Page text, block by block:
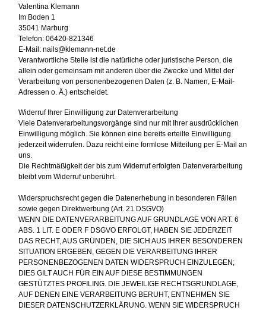
Valentina Klemann
Im Boden 1
35041 Marburg
Telefon: 06420-821346
E-Mail: nails@klemann-net.de
Verantwortliche Stelle ist die natürliche oder juristische Person, die
allein oder gemeinsam mit anderen über die Zwecke und Mittel der
Verarbeitung von personenbezogenen Daten (z. B. Namen, E-Mail-
Adressen o. Ä.) entscheidet.
Widerruf Ihrer Einwilligung zur Datenverarbeitung
Viele Datenverarbeitungsvorgänge sind nur mit Ihrer ausdrücklichen
Einwilligung möglich. Sie können eine bereits erteilte Einwilligung
jederzeit widerrufen. Dazu reicht eine formlose Mitteilung per E-Mail an
uns.
Die Rechtmäßigkeit der bis zum Widerruf erfolgten Datenverarbeitung
bleibt vom Widerruf unberührt.
Widerspruchsrecht gegen die Datenerhebung in besonderen Fällen
sowie gegen Direktwerbung (Art. 21 DSGVO)
WENN DIE DATENVERARBEITUNG AUF GRUNDLAGE VON ART. 6
ABS. 1 LIT. E ODER F DSGVO ERFOLGT, HABEN SIE JEDERZEIT
DAS RECHT, AUS GRÜNDEN, DIE SICH AUS IHRER BESONDEREN
SITUATION ERGEBEN, GEGEN DIE VERARBEITUNG IHRER
PERSONENBEZOGENEN DATEN WIDERSPRUCH EINZULEGEN;
DIES GILT AUCH FÜR EIN AUF DIESE BESTIMMUNGEN
GESTÜTZTES PROFILING. DIE JEWEILIGE RECHTSGRUNDLAGE,
AUF DENEN EINE VERARBEITUNG BERUHT, ENTNEHMEN SIE
DIESER DATENSCHUTZERKLÄRUNG. WENN SIE WIDERSPRUCH